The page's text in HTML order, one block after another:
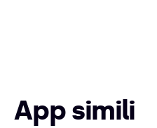
App simili